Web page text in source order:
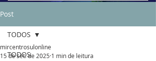
Post
TODOS
TODOS
mircentrosulonline
15 de set. de 2025 1 min de leitura